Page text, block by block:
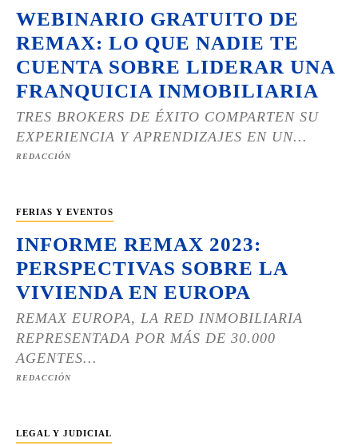
WEBINARIO GRATUITO DE
REMAX: LO QUE NADIE TE
CUENTA SOBRE LIDERAR UNA
FRANQUICIA INMOBILIARIA
TRES BROKERS DE ÉXITO COMPARTEN SU
EXPERIENCIA Y APRENDIZAJES EN UN...
REDACCIÓN
FERIAS Y EVENTOS
INFORME REMAX 2023:
PERSPECTIVAS SOBRE LA
VIVIENDA EN EUROPA
REMAX EUROPA, LA RED INMOBILIARIA
REPRESENTADA POR MÁS DE 30.000
AGENTES...
REDACCIÓN
LEGAL Y JUDICIAL